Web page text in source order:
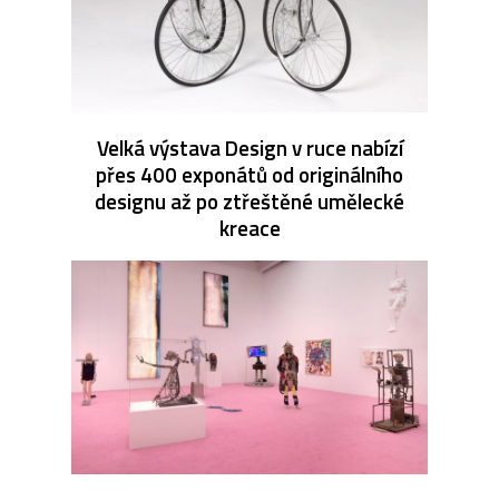
Velká výstava Design v ruce nabízí
přes 400 exponátů od originálního
designu až po ztřeštěné umělecké
kreace